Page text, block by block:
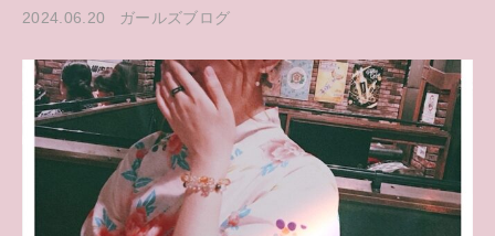
2024.06.20 ガールズブログ